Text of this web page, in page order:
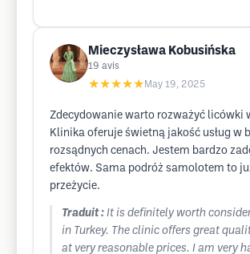
Mieczysława Kobusińska
19 avis
★★★★★ May 19, 2025
Zdecydowanie warto rozważyć licówki
Klinika oferuje świetną jakość usług w
rozsądnych cenach. Jestem bardzo
efektów. Sama podróż samolotem to
przeżycie.
Traduit : It is definitely worth
in Turkey. The clinic offers great
at very reasonable prices. I am very